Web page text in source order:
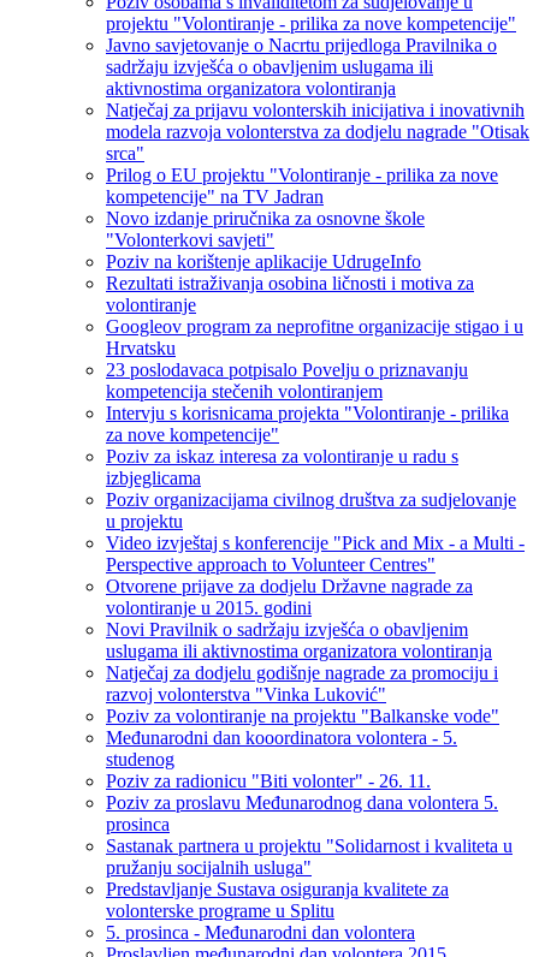
projektu "Volontiranje - prilika za nove kompetencije"
Javno savjetovanje o Nacrtu prijedloga Pravilnika o
sadržaju izvješća o obavljenim uslugama ili
aktivnostima organizatora volontiranja
Natječaj za prijavu volonterskih inicijativa i inovativnih
modela razvoja volonterstva za dodjelu nagrade "Otisak
srca"
Prilog o EU projektu "Volontiranje - prilika za nove
kompetencije" na TV Jadran
Novo izdanje priručnika za osnovne škole
"Volonterkovi savjeti"
Poziv na korištenje aplikacije UdrugeInfo
Rezultati istraživanja osobina ličnosti i motiva za
volontiranje
Googleov program za neprofitne organizacije stigao i u
Hrvatsku
23 poslodavaca potpisalo Povelju o priznavanju
kompetencija stečenih volontiranjem
Intervju s korisnicama projekta "Volontiranje - prilika
za nove kompetencije"
Poziv za iskaz interesa za volontiranje u radu s
izbjeglicama
Poziv organizacijama civilnog društva za sudjelovanje
u projektu
Video izvještaj s konferencije "Pick and Mix - a Multi -
Perspective approach to Volunteer Centres"
Otvorene prijave za dodjelu Državne nagrade za
volontiranje u 2015. godini
Novi Pravilnik o sadržaju izvješća o obavljenim
uslugama ili aktivnostima organizatora volontiranja
Natječaj za dodjelu godišnje nagrade za promociju i
razvoj volonterstva "Vinka Luković"
Poziv za volontiranje na projektu "Balkanske vode"
Međunarodni dan kooordinatora volontera - 5.
studenog
Poziv za radionicu "Biti volonter" - 26. 11.
Poziv za proslavu Međunarodnog dana volontera 5.
prosinca
Sastanak partnera u projektu "Solidarnost i kvaliteta u
pružanju socijalnih usluga"
Predstavljanje Sustava osiguranja kvalitete za
volonterske programe u Splitu
5. prosinca - Međunarodni dan volontera